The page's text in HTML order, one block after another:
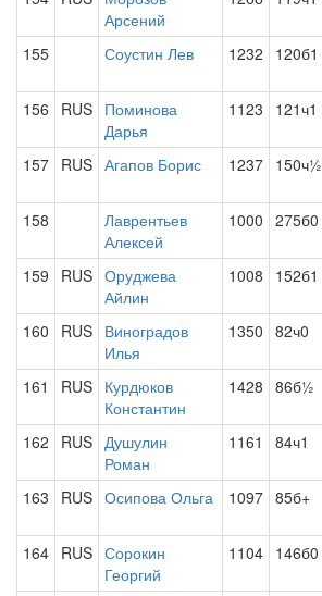
Арсений
155 Соустин Лев 1232 120б1
156 RUS Поминова
Дарья
1123 121ч1
157 RUS Агапов Борис 1237 150ч½
158
Лаврентьев
Алексей
1000 275б0
159 RUS Оруджева
Айлин
1008 152б1
160 RUS Виноградов
Илья
1350 82ч0
161 RUS Курдюков
Константин
1428 86б½
162 RUS Душулин
Роман
1161 84ч1
163 RUS Осипова Ольга 1097 85б+
164 RUS Сорокин
Георгий
1104 146б0